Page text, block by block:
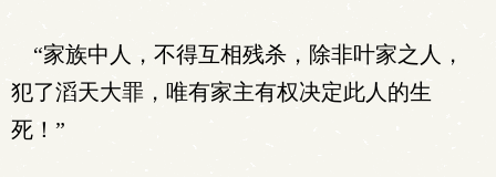
“家族中人，不得互相残杀，除非叶家之人，
犯了滔天大罪，唯有家主有权决定此人的生
死！”